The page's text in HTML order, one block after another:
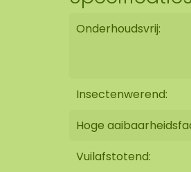
Onderhoudsvrij:
Insectenwerend:
Hoge
Vuilafstotend: